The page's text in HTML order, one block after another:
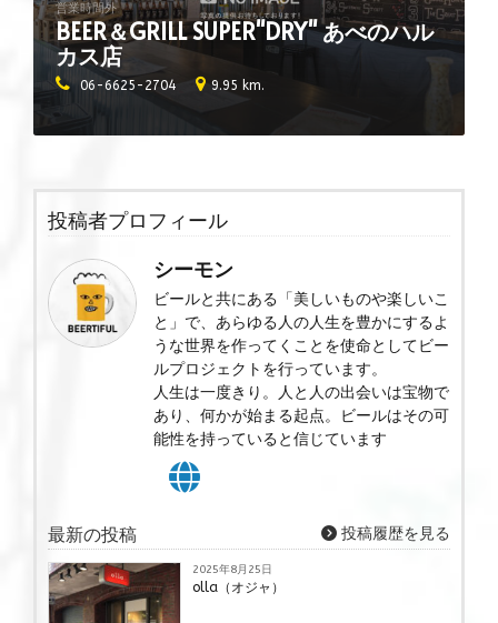
BEER＆GRILL SUPER"DRY" あべのハル
カス店
営業時間外
06-6625-2704 9.95 km.
投稿者プロフィール
シーモン
ビールと共にある「美しいものや楽しいこ
と」で、あらゆる人の人生を豊かにするよ
うな世界を作ってくことを使命としてビー
ルプロジェクトを行っています。
人生は一度きり。人と人の出会いは宝物で
あり、何かが始まる起点。ビールはその可
能性を持っていると信じています
最新の投稿 投稿履歴を見る
2025年8月25日
olla（オジャ）